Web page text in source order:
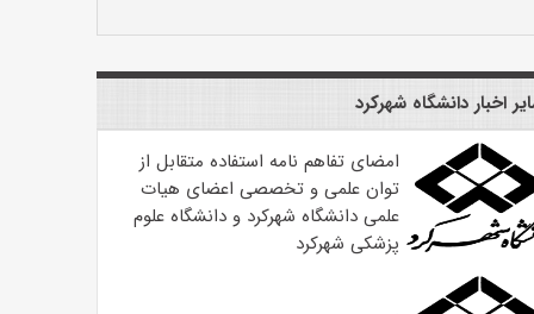
اخبار دانشگاه شهرکرد
امضای تفاهم نامه استفاده متقابل از
توان علمی و تخصصی اعضای هیات
علمی دانشگاه شهرکرد و دانشگاه علوم
پزشکی شهرکرد